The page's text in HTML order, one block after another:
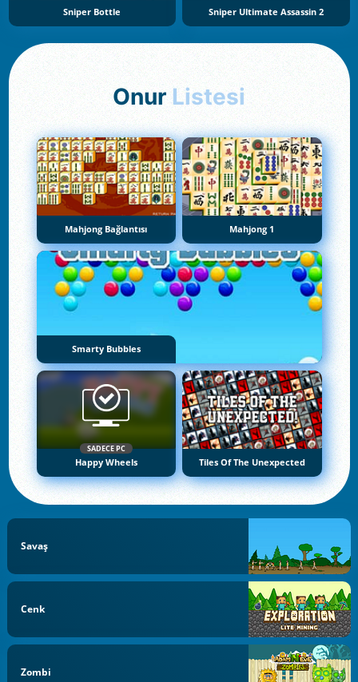
Sniper Bottle Sniper Ultimate Assassin 2
Onur Listesi
Mahjong Bağlantısı Mahjong 1
Smarty Bubbles
SADECE PC
Happy Wheels Tiles Of The Unexpected
Savaş
Cenk
Zombi